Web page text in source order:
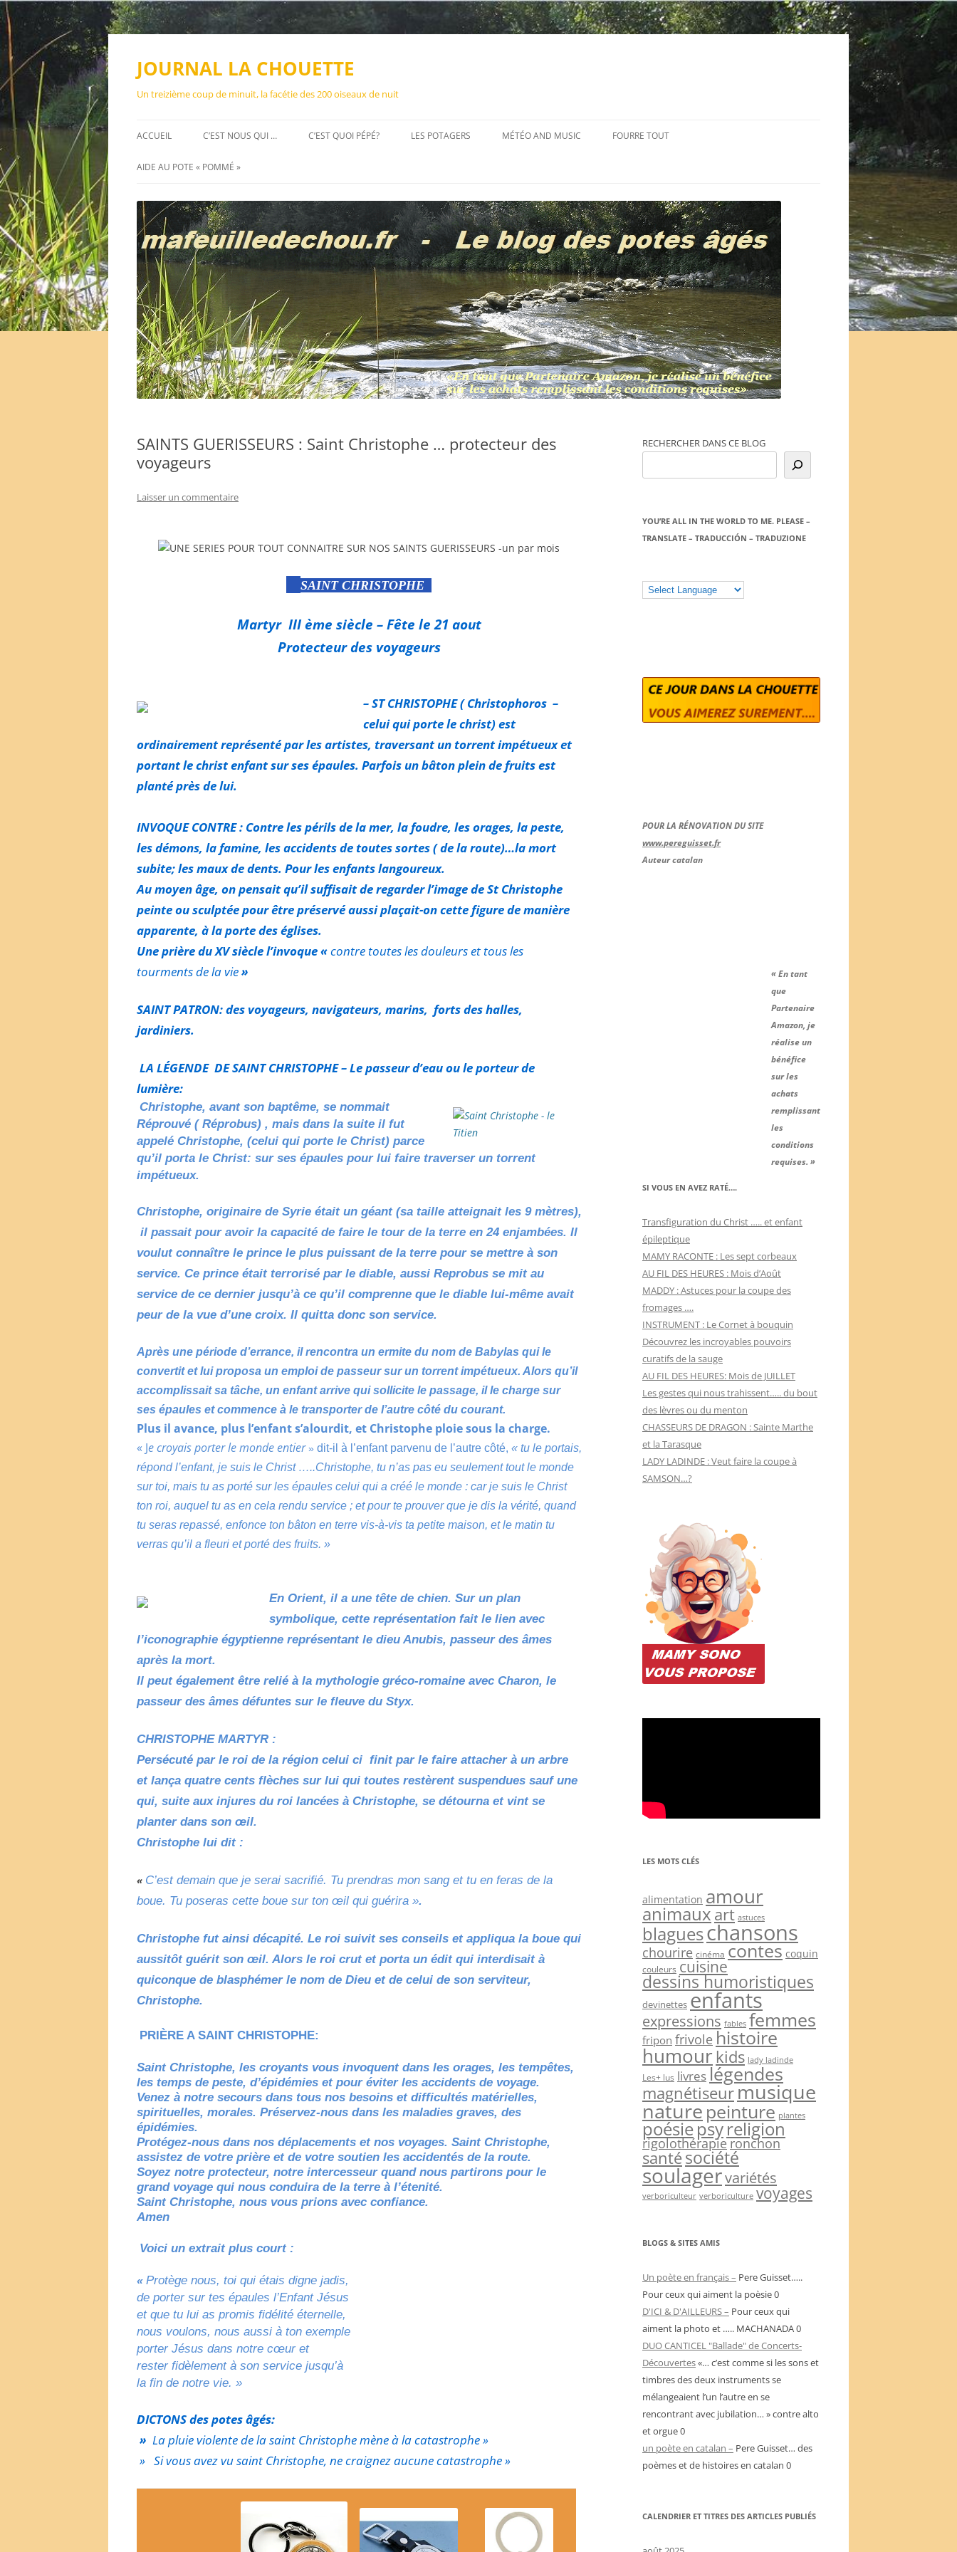
Aller
JOURNAL LA CHOUETTE
Un treizième coup de minuit, la facétie des 200 oiseaux de nuit
ACCUEIL C’EST NOUS QUI … C’EST QUOI PÉPÉ? LES POTAGERS MÉTÉO AND MUSIC FOURRE TOUT
AIDE AU POTE « POMMÉ »
SAINTS GUERISSEURS : Saint Christophe … protecteur des
voyageurs
Laisser un commentaire
SAINT CHRISTOPHE
Martyr III ème siècle – Fête le 21 aout
Protecteur des voyageurs
– ST CHRISTOPHE ( Christophoros –
celui qui porte le christ) est
ordinairement représenté par les artistes, traversant un torrent impétueux et
portant le christ enfant sur ses épaules. Parfois un bâton plein de fruits est
planté près de lui.
INVOQUE CONTRE : Contre les périls de la mer, la foudre, les orages, la peste,
les démons, la famine, les accidents de toutes sortes ( de la route)…la mort
subite; les maux de dents. Pour les enfants langoureux.
Au moyen âge, on pensait qu’il suffisait de regarder l’image de St Christophe
peinte ou sculptée pour être préservé aussi plaçait-on cette figure de manière
apparente, à la porte des églises.
Une prière du XV siècle l’invoque «contre toutes les douleurs et tous les
tourments de la vie»
SAINT PATRON: desvoyageurs, navigateurs, marins, forts des halles,
jardiniers.
LA LÉGENDE DE SAINT CHRISTOPHE – Le passeur d’eau ou le porteur de
lumière:
Christophe, avant son baptême, se nommait
Réprouvé ( Réprobus) , mais dans la suite il fut
appelé Christophe, (celui qui porte le Christ) parce
qu’il porta le Christ: sur ses épaules pour lui faire traverser un torrent
impétueux.
Christophe, originaire de Syrie était un géant (sa taille atteignait les 9 mètres),
il passait pour avoir la capacité de faire le tour de la terre en 24 enjambées. Il
voulut connaître le prince le plus puissant de la terre pour se mettre à son
service. Ce prince était terrorisé par le diable, aussi Reprobus se mit au
service de ce dernier jusqu’à ce qu’il comprenne que le diable lui-même avait
peur de la vue d’une croix. Il quitta donc son service.
Après une période d’errance, il rencontra un ermite du nom de Babylas qui le
convertit et lui proposa un emploi de passeur sur un torrent impétueux. Alors qu’il
accomplissait sa tâche, un enfant arrive qui sollicite le passage, il le charge sur
ses épaules et commence à le transporter de l’autre côté du courant.
Plus il avance, plus l’enfant s’alourdit, et Christophe ploie sous la charge.
« Je croyais porter le monde entier» dit-il à l’enfant parvenu de l’autre côté, « tu le portais,
répond l’enfant, je suis le Christ…..Christophe, tu n’as pas eu seulement tout le monde
sur toi, mais tu as porté sur les épaules celui qui a créé le monde : car je suis le Christ
ton roi, auquel tu as en cela rendu service ; et pour te prouver que je dis la vérité, quand
tu seras repassé, enfonce ton bâton en terre vis-à-vis ta petite maison, et le matin tu
verras qu’il a fleuri et porté des fruits. »
En Orient, il a une tête de chien. Sur un plan
symbolique, cette représentation fait le lien avec
l’iconographie égyptienne représentant le dieu Anubis, passeur des âmes
après la mort.
Il peut également être relié à la mythologie gréco-romaine avec Charon, le
passeur des âmes défuntes sur le fleuve du Styx.
CHRISTOPHE MARTYR :
Persécuté par le roi de la région celui ci finit par le faire attacher à un arbre
et lança quatre cents flèches sur lui qui toutes restèrent suspendues sauf une
qui, suite aux injures du roi lancées à Christophe, se détourna et vint se
planter dans son œil.
Christophe lui dit :
« C’est demain que je serai sacrifié. Tu prendras mon sang et tu en feras de la
boue. Tu poseras cette boue sur ton œil qui guérira ».
Christophe fut ainsi décapité. Le roi suivit ses conseils et appliqua la boue qui
aussitôt guérit son œil. Alors le roi crut et porta un édit qui interdisait à
quiconque de blasphémer le nom de Dieu et de celui de son serviteur,
Christophe.
PRIÈRE A SAINT CHRISTOPHE:
Saint Christophe, les croyants vous invoquent dans les orages, les tempêtes,
les temps de peste, d’épidémies et pour éviter les accidents de voyage.
Venez à notre secours dans tous nos besoins et difficultés matérielles,
spirituelles, morales. Préservez-nous dans les maladies graves, des
épidémies.
Protégez-nous dans nos déplacements et nos voyages. Saint Christophe,
assistez de votre prière et de votre soutien les accidentés de la route.
Soyez notre protecteur, notre intercesseur quand nous partirons pour le
grand voyage qui nous conduira de la terre à l’étenité.
Saint Christophe, nous vous prions avec confiance.
Amen
Voici un extrait plus court :
« Protège nous, toi qui étais digne jadis,
de porter sur tes épaules l’Enfant Jésus
et que tu lui as promis fidélité éternelle,
nous voulons, nous aussi à ton exemple
porter Jésus dans notre cœur et
rester fidèlement à son service jusqu’à
la fin de notre vie. »
DICTONS des potes âgés:
» La pluie violente de la saint Christophe mène à la catastrophe »
» Si vous avez vu saint Christophe, ne craignez aucune catastrophe »
RECHERCHER DANS CE BLOG
YOU’RE ALL IN THE WORLD TO ME. PLEASE –
TRANSLATE – TRADUCCIÓN – TRADUZIONE
POUR LA RÉNOVATION DU SITE
www.pereguisset.fr
Auteur catalan
« En tant
que
Partenaire
Amazon, je
réalise un
bénéfice
sur les
achats
remplissant
les
conditions
requises. »
SI VOUS EN AVEZ RATÉ….
Transfiguration du Christ ….. et enfant
épileptique
MAMY RACONTE : Les sept corbeaux
AU FIL DES HEURES : Mois d’Août
MADDY : Astuces pour la coupe des
fromages ….
INSTRUMENT : Le Cornet à bouquin
Découvrez les incroyables pouvoirs
curatifs de la sauge
AU FIL DES HEURES: Mois de JUILLET
Les gestes qui nous trahissent….. du bout
des lèvres ou du menton
CHASSEURS DE DRAGON : Sainte Marthe
et la Tarasque
LADY LADINDE : Veut faire la coupe à
SAMSON…?
LES MOTS CLÉS
alimentation amour
animauxart astuces
blagueschansons
chourire cinéma contes coquin
couleurs cuisine
dessins humoristiques
devinettes enfants
expressions fables femmes
fripon frivole histoire
humour kids lady ladinde
Les+ lus livreslégendes
magnétiseurmusique
naturepeinture plantes
poésiepsyreligion
rigolothérapieronchon
santésociété
soulagervariétés
verboriculteur verboriculture voyages
BLOGS & SITES AMIS
Un poète en français – Pere Guisset…..
Pour ceux qui aiment la poèsie 0
D'ICI & D'AILLEURS – Pour ceux qui
aiment la photo et ….. MACHANADA 0
DUO CANTICEL "Ballade" de Concerts-
Découvertes«… c’est comme si les sons et
timbres des deux instruments se
mélangeaient l’un l’autre en se
rencontrant avec jubilation… » contre alto
et orgue 0
un poète en catalan – Pere Guisset… des
poèmes et de histoires en catalan 0
CALENDRIER ET TITRES DES ARTICLES PUBLIÉS